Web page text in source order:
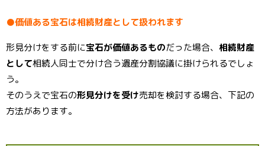
●価値ある宝石は相続財産として扱われます
形見分けをする前に宝石が価値あるものだった場合、 相続財産
として相続人同士で分け合う遺産分割協議に掛けられるでしょ
う。
そのうえで宝石の形見分けを受け売却を検討する場合、下記の
方法があります。